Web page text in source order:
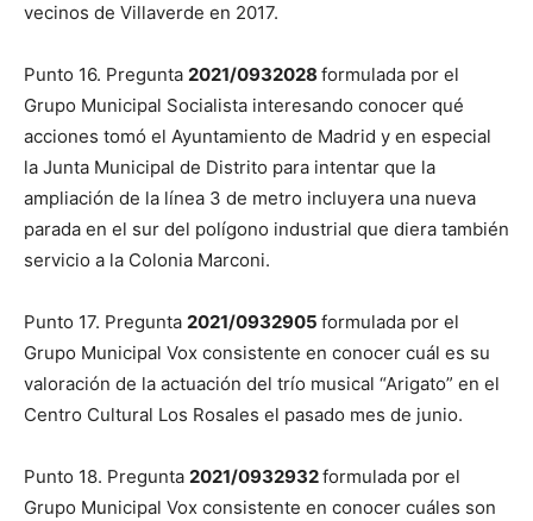
vecinos de Villaverde en 2017.
Punto 16. Pregunta 2021/0932028 formulada por el
Grupo Municipal Socialista interesando conocer qué
acciones tomó el Ayuntamiento de Madrid y en especial
la Junta Municipal de Distrito para intentar que la
ampliación de la línea 3 de metro incluyera una nueva
parada en el sur del polígono industrial que diera también
servicio a la Colonia Marconi.
Punto 17. Pregunta 2021/0932905 formulada por el
Grupo Municipal Vox consistente en conocer cuál es su
valoración de la actuación del trío musical “Arigato” en el
Centro Cultural Los Rosales el pasado mes de junio.
Punto 18. Pregunta 2021/0932932formulada por el
Grupo Municipal Vox consistente en conocer cuáles son